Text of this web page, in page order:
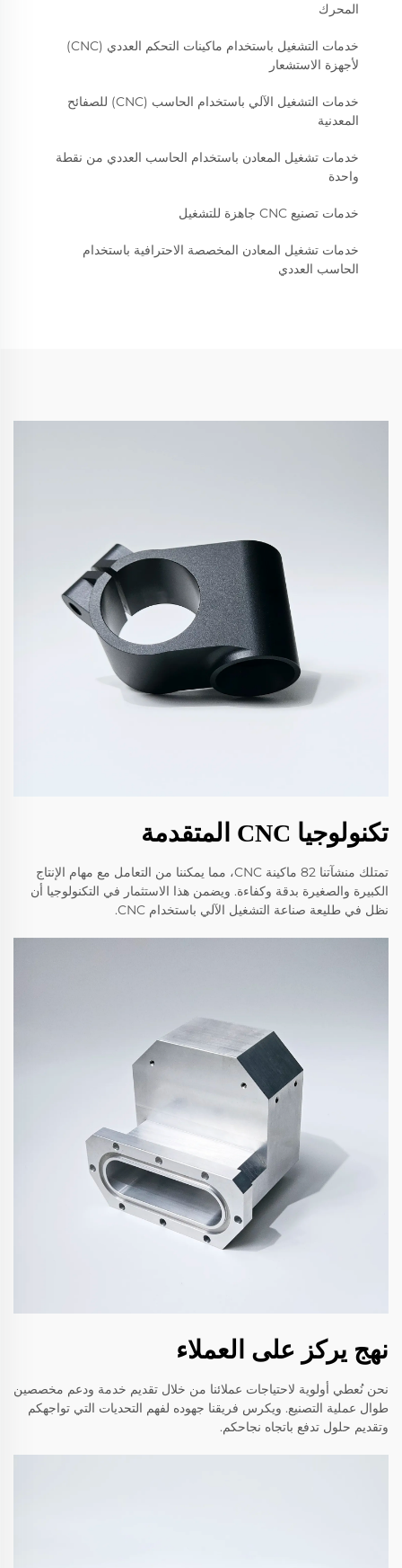
المحرك
خدمات التشغيل باستخدام ماكينات التحكم العددي (CNC)
لأجهزة الاستشعار
خدمات التشغيل الآلي باستخدام الحاسب (CNC) للصفائح
المعدنية
خدمات تشغيل المعادن باستخدام الحاسب العددي من نقطة
واحدة
خدمات تصنيع CNC جاهزة للتشغيل
خدمات تشغيل المعادن المخصصة الاحترافية باستخدام
الحاسب العددي
تكنولوجيا CNC المتقدمة
تمتلك منشآتنا 82 ماكينة CNC، مما يمكننا من التعامل مع مهام الإنتاج
الكبيرة والصغيرة بدقة وكفاءة. ويضمن هذا الاستثمار في التكنولوجيا أن
نظل في طليعة صناعة التشغيل الآلي باستخدام CNC.
نهج يركز على العملاء
نحن نُعطي أولوية لاحتياجات عملائنا من خلال تقديم خدمة ودعم مخصصين
طوال عملية التصنيع. ويكرس فريقنا جهوده لفهم التحديات التي تواجهكم
وتقديم حلول تدفع باتجاه نجاحكم.